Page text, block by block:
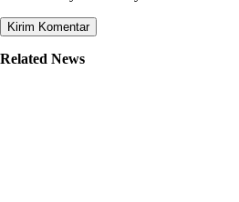
Related News